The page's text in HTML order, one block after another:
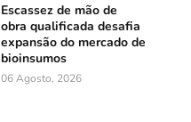
Escassez de mão de
obra qualificada desafia
expansão do mercado de
bioinsumos
06 Agosto, 2026